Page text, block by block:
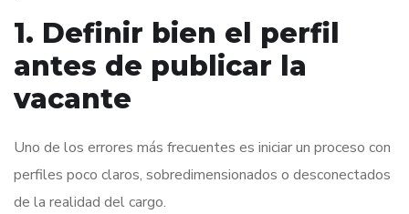
1. Definir bien el perfil
antes de publicar la
vacante
Uno de los errores más frecuentes es iniciar un proceso con
perfiles poco claros, sobredimensionados o desconectados
de la realidad del cargo.